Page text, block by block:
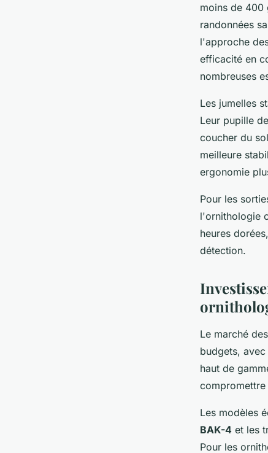
moins de 400
randonnées
l'approche
efficacité en
nombreuses
Les jumelles
Leur pupille
coucher du
meilleure
ergonomie
Pour les
l'ornithologie
heures
détection.
Le marché
budgets,
haut de
Les modèles
BAK-4 et les
Pour les